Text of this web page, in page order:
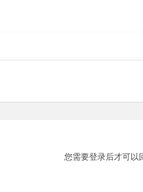
您需要登录后才可以